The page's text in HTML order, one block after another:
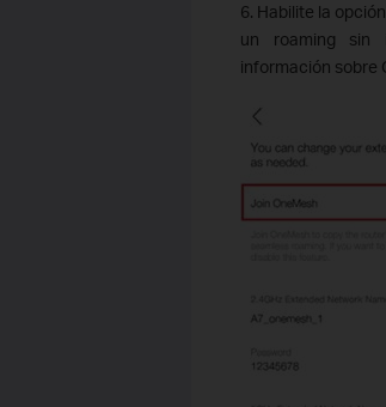
6. Habilite la opción
un roaming sin
información sobre